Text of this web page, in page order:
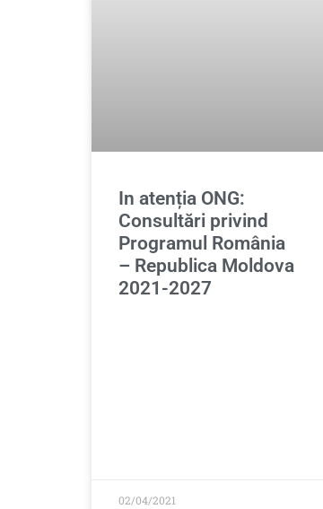
In atenția ONG:
Consultări privind
Programul România
– Republica Moldova
2021-2027
02/04/2021